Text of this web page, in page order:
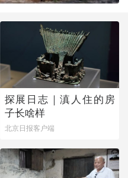
探展日志｜滇人住的房
子长啥样
北京日报客户端